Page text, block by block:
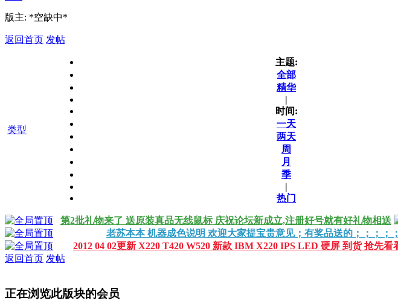
版主: *空缺中*
返回首页 发帖
类型
主题:
全部
精华
|
时间:
一天
两天
周
月
季
|
热门
第2批礼物来了 送原装真品无线鼠标 庆祝论坛新成立,注册好号就有好礼物相送
老苏本本 机器成色说明 欢迎大家提宝贵意见；有奖品送的；；；；；
2012 04 02更新 X220 T420 W520 新款 IBM X220 IPS LED 硬屏 到货 抢先看
返回首页 发帖
正在浏览此版块的会员